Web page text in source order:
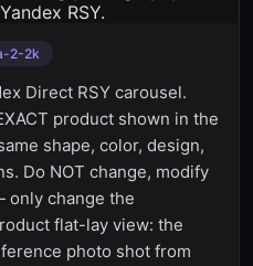
2-2k
Direct RSY carousel.
product shown in the
shape, color, design,
Do NOT change, modify
change the
flat-lay view: the
photo shot from